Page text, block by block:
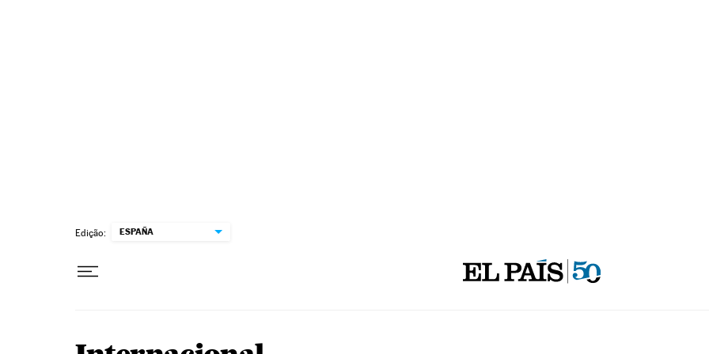
Edição: ESPAÑA